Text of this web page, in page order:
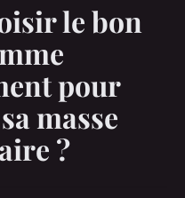
le bon
pour
masse
?